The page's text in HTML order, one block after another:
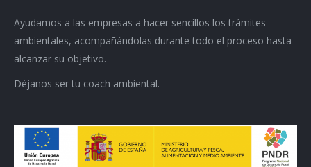
Ayudamos a las empresas a hacer sencillos los trámites
ambientales, acompañándolas durante todo el proceso hasta
alcanzar su objetivo.
Déjanos ser tu coach ambiental.